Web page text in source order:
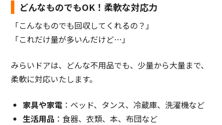
どんなものでもOK！柔軟な対応力
「こんなものでも回収してくれるの？」
「これだけ量が多いんだけど…」
みらいドアは、どんな不用品でも、少量から大量まで、
柔軟に対応いたします。
家具や家電 ：ベッド、タンス、冷蔵庫、洗濯機など
生活用品 ：食器、衣類、本、布団など